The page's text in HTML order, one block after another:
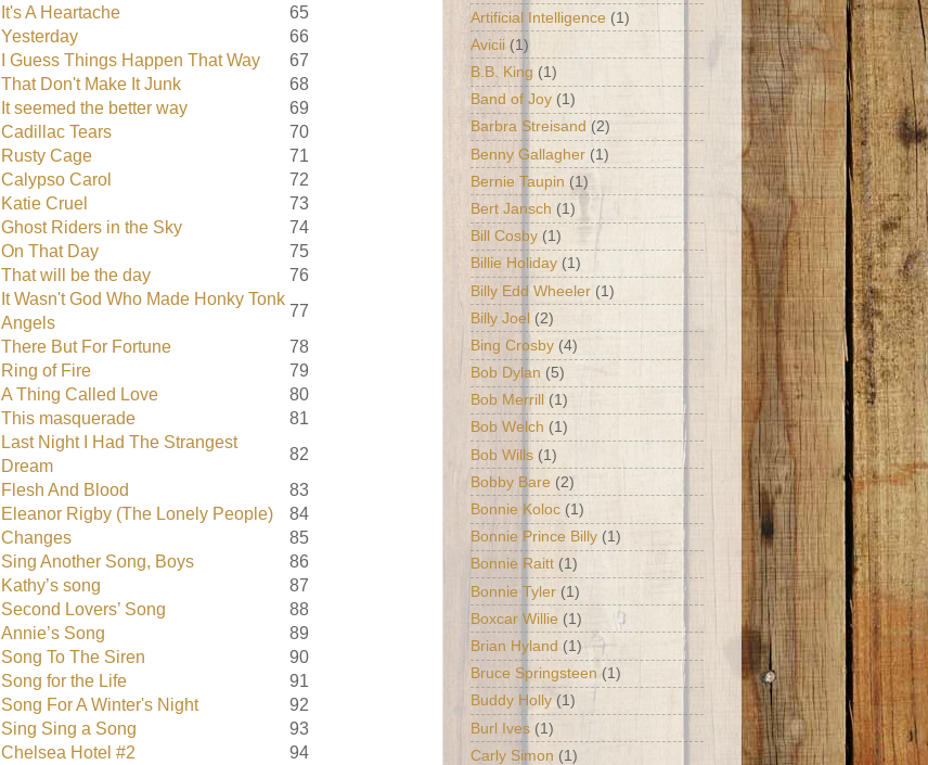
It's A Heartache
65
Yesterday
66
I Guess Things Happen That Way
67
That Don't Make It Junk
68
It seemed the better way
69
Cadillac Tears
70
Rusty Cage
71
Calypso Carol
72
Katie Cruel
73
Ghost Riders in the Sky
74
On That Day
75
That will be the day
76
It Wasn't God Who Made Honky Tonk
Angels
77
There But For Fortune
78
Ring of Fire
79
A Thing Called Love
80
This masquerade
81
Last Night I Had The Strangest
Dream
82
Flesh And Blood
83
Eleanor Rigby (The Lonely People)
84
Changes
85
Sing Another Song, Boys
86
Kathy’s song
87
Second Lovers’ Song
88
Annie’s Song
89
Song To The Siren
90
Song for the Life
91
Song For A Winter's Night
92
Sing Sing a Song
93
Chelsea Hotel #2
94
Artificial Intelligence (1)
Avicii (1)
B.B. King (1)
Band of Joy (1)
Barbra Streisand (2)
Benny Gallagher (1)
Bernie Taupin (1)
Bert Jansch (1)
Bill Cosby (1)
Billie Holiday (1)
Billy Edd Wheeler (1)
Billy Joel (2)
Bing Crosby (4)
Bob Dylan (5)
Bob Merrill (1)
Bob Welch (1)
Bob Wills (1)
Bobby Bare (2)
Bonnie Koloc (1)
Bonnie Prince Billy (1)
Bonnie Raitt (1)
Bonnie Tyler (1)
Boxcar Willie (1)
Brian Hyland (1)
Bruce Springsteen (1)
Buddy Holly (1)
Burl Ives (1)
Carly Simon (1)